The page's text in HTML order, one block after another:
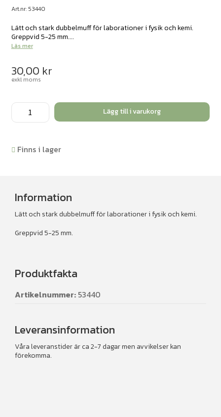
Art.nr: 53440
Lätt och stark dubbelmuff för laborationer i fysik och kemi.
Greppvid 5-25 mm....
Läs mer
30,00 kr
exkl moms
Dubbelmuff
mängd
Lägg till i varukorg
Finns i lager
Information
Lätt och stark dubbelmuff för laborationer i fysik och kemi.
Greppvid 5-25 mm.
Produktfakta
Artikelnummer: 53440
Leveransinformation
Våra leveranstider är ca 2-7 dagar men avvikelser kan
förekomma.